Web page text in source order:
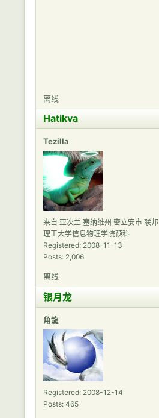
离线
Hatikva
Tezilla
来自 亚次兰 塞纳维州 密立安市 联邦
理工大学信息物理学院预科
Registered: 2008-11-13
Posts: 2,006
离线
银月龙
角龍
Registered: 2008-12-14
Posts: 465